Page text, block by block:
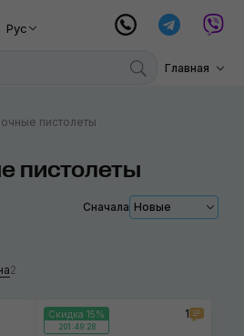
Рус
Главная
пистолеты
пистолеты
Сначала Новые
2
Скидка 15%
201:49:28
1